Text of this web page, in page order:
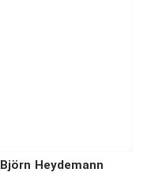
Björn Heydemann